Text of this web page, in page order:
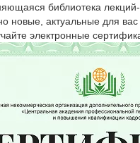
библиотека лекций-
новые, актуальные для
электронные